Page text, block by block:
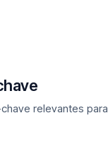
relevantes para